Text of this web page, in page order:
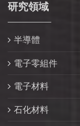
研究領域
半導體
電子零組件
電子材料
石化材料